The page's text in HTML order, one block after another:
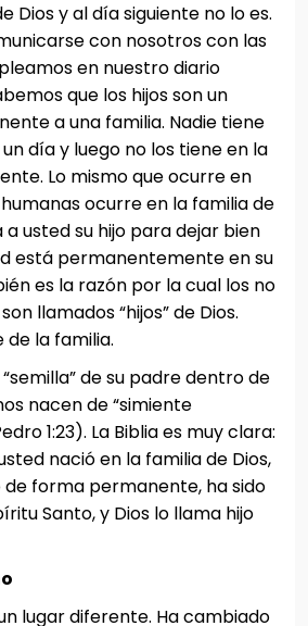
Dios y al día siguiente no lo es.
con nosotros con las
en nuestro diario
que los hijos son un
a una familia. Nadie tiene
día y luego no los tiene en la
Lo mismo que ocurre en
ocurre en la familia de
a usted su hijo para dejar bien
está permanentemente en su
es la razón por la cual los no
llamados “hijos” de Dios.
de la familia.
de su padre dentro de
nacen de “simiente
1:23). La Biblia es muy clara:
nació en la familia de Dios,
forma permanente, ha sido
Santo, y Dios lo llama hijo
lugar diferente. Ha cambiado